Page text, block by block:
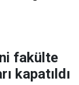
fakülte
kapatıldı